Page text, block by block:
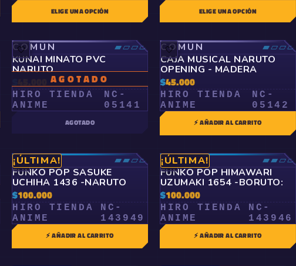
ELIGE UNA OPCIÓN ELIGE UNA OPCIÓN
🤍
AGOTADO
COMÚN
▰▱▱▱
KUNAI MINATO PVC
NARUTO
HIRO TIENDA
ANIME
NC-
05141
AGOTADO
🤍
COMÚN
▰▱▱▱
CAJA MUSICAL NARUTO
OPENING - MADERA
$45.000
HIRO TIENDA
ANIME
NC-
05142
⚡ AÑADIR AL CARRITO
🤍
¡ÚLTIMA!
RARO
▰▰▱▱
FUNKO POP SASUKE
UCHIHA 1436 -NARUTO
$100.000
HIRO TIENDA
ANIME
NC-
143949
⚡ AÑADIR AL CARRITO
🤍
¡ÚLTIMA!
RARO
▰▰▱▱
FUNKO POP HIMAWARI
UZUMAKI 1654 -BORUTO:
$100.000
HIRO TIENDA
ANIME
NC-
143946
⚡ AÑADIR AL CARRITO